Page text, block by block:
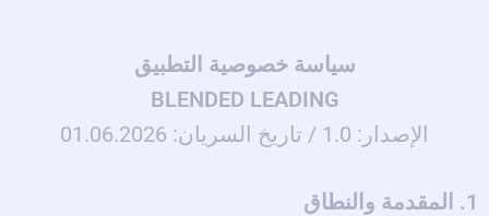
سياسة خصوصية التطبيق
BLENDED LEADING
الإصدار: 1.0 / تاريخ السريان: 01.06.2026
1. المقدمة والنطاق